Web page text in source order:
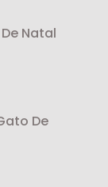
Natal
De